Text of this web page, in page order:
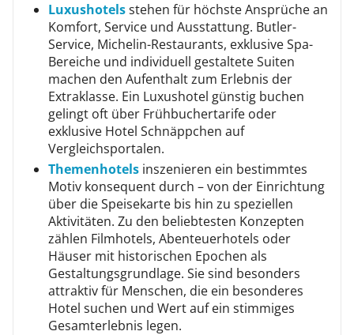
Luxushotelsstehen für höchste Ansprüche an
Komfort, Service und Ausstattung. Butler-
Service, Michelin-Restaurants, exklusive Spa-
Bereiche und individuell gestaltete Suiten
machen den Aufenthalt zum Erlebnis der
Extraklasse. Ein Luxushotel günstig buchen
gelingt oft über Frühbuchertarife oder
exklusive Hotel Schnäppchen auf
Vergleichsportalen.
Themenhotels inszenieren ein bestimmtes
Motiv konsequent durch – von der Einrichtung
über die Speisekarte bis hin zu speziellen
Aktivitäten. Zu den beliebtesten Konzepten
zählen Filmhotels, Abenteuerhotels oder
Häuser mit historischen Epochen als
Gestaltungsgrundlage. Sie sind besonders
attraktiv für Menschen, die ein besonderes
Hotel suchen und Wert auf ein stimmiges
Gesamterlebnis legen.